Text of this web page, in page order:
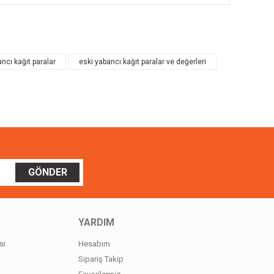
kağıt paralar eski yabancı kağıt paralar ve değerleri
GÖNDER
YARDIM
Hesabım
Sipariş Takip